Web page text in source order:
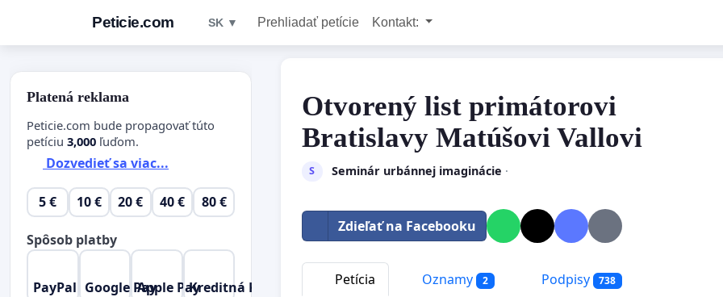
Peticie.com SK ▼ Prehliadať petície Kontakt:
Otvorený list primátorovi
Bratislavy Matúšovi Vallovi
S Seminár urbánnej imaginácie ·
Zdieľať na Facebooku
Petícia Oznamy 2 Podpisy 738
Platená reklama
Peticie.com bude propagovať túto
petíciu 3,000 ľuďom.
Dozvedieť sa viac...
5 € 10 € 20 € 40 € 80 €
Spôsob platby
PayPal Google PayApple PayKreditná Karta